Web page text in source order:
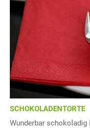
SCHOKOLADENTORTE
Wunderbar